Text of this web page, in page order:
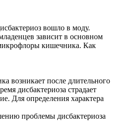
вошло в моду.
зависит в основном
кишечника. Как
возникает после длительного
дисбактериоза страдает
Для определения характера